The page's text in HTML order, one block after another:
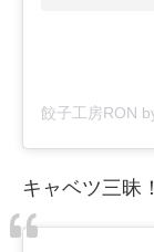
キャベツ三昧！